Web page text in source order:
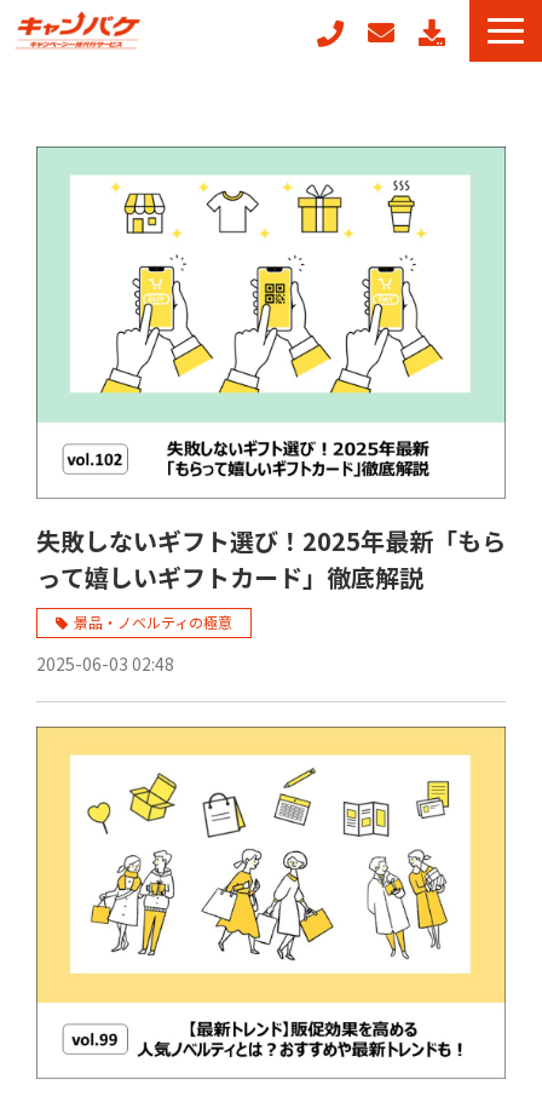
キャンガチャ
販促ノベルティ製作
POSレジ連動キャンペーン
キャンペーン事例
お役立ちコラム
失敗しないギフト選び！2025年最新「もら
って嬉しいギフトカード」徹底解説
景品・ノベルティの極意
2025-06-03 02:48